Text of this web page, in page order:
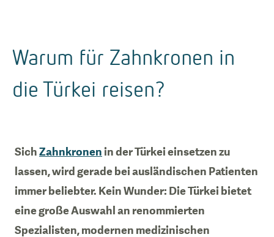
Warum für Zahnkronen in
die Türkei reisen?
SichZahnkronen in der Türkei einsetzen zu
lassen, wird gerade bei ausländischen Patienten
immer beliebter. Kein Wunder: Die Türkei bietet
eine große Auswahl an renommierten
Spezialisten, modernen medizinischen